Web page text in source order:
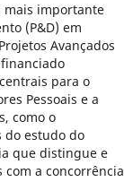
mais importante
(P&D) em
Avançados
financiado
para o
Pessoais e a
como o
do estudo do
que distingue e
a concorrência